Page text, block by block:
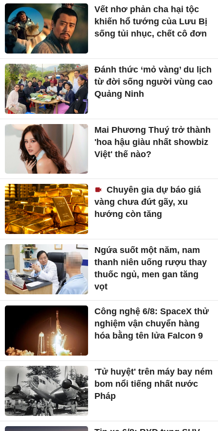
Vết nhơ phản cha hại tộc
khiến hổ tướng của Lưu Bị
sống tủi nhục, chết cô đơn
Đánh thức ‘mỏ vàng’ du lịch
từ đời sống người vùng cao
Quảng Ninh
Mai Phương Thuý trở thành
'hoa hậu giàu nhất showbiz
Việt' thế nào?
Chuyên gia dự báo giá
vàng chưa đứt gãy, xu
hướng còn tăng
Ngứa suốt một năm, nam
thanh niên uống rượu thay
thuốc ngủ, men gan tăng
vọt
Công nghệ 6/8: SpaceX thử
nghiệm vận chuyển hàng
hóa bằng tên lửa Falcon 9
'Tử huyệt' trên máy bay ném
bom nổi tiếng nhất nước
Pháp